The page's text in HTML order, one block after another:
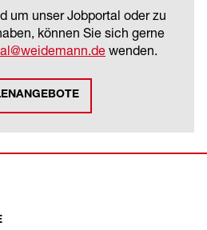
um unser Jobportal oder zu
können Sie sich gerne
wenden.